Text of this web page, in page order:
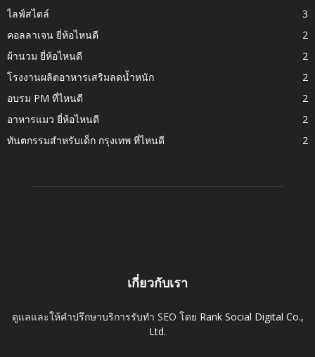
ไลฟ์สไตล์
3
คอลลาเจน ยี่ห้อไหนดี
2
ผ้านวม ยี่ห้อไหนดี
2
โรงงานผลิตอาหารเสริมลดน้ำหนัก
2
อบรม PM ที่ไหนดี
2
อาหารแมว ยี่ห้อไหนดี
2
ทันตกรรมสำหรับเด็ก กรุงเทพ ที่ไหนดี
2
เกี่ยวกับเรา
ดูแลและให้คำปรึกษาบริการรับทำ SEO โดย Rank Social Digital Co.,
Ltd.